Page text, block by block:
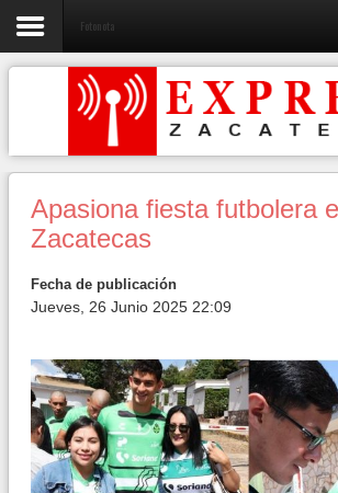
Fotonota
Apasiona fiesta futbolera
Zacatecas
Fecha de publicación
Jueves, 26 Junio 2025 22:09